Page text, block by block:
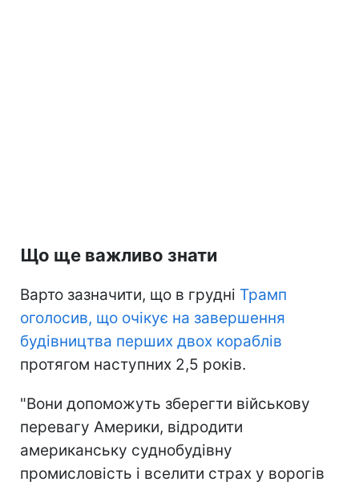
Що ще важливо знати
Варто зазначити, що в грудні Трамп
оголосив, що очікує на завершення
будівництва перших двох кораблів
протягом наступних 2,5 років.
"Вони допоможуть зберегти військову
перевагу Америки, відродити
американську суднобудівну
промисловість і вселити страх у ворогів